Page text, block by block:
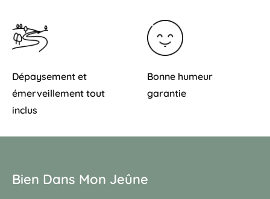
Dépaysement et
émerveillement tout
inclus
Bonne humeur
garantie
Bien Dans Mon Jeûne